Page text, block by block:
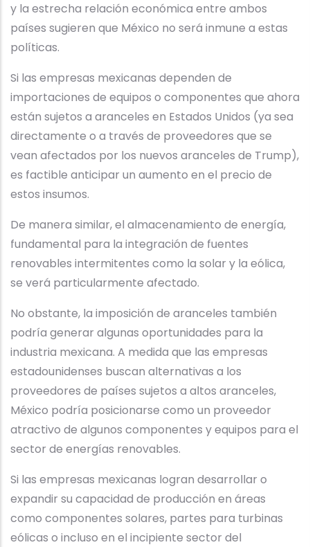
y la estrecha relación económica entre ambos
países sugieren que México no será inmune a estas
políticas.
Si las empresas mexicanas dependen de
importaciones de equipos o componentes que ahora
están sujetos a aranceles en Estados Unidos (ya sea
directamente o a través de proveedores que se
vean afectados por los nuevos aranceles de Trump),
es factible anticipar un aumento en el precio de
estos insumos.
De manera similar, el almacenamiento de energía,
fundamental para la integración de fuentes
renovables intermitentes como la solar y la eólica,
se verá particularmente afectado.
No obstante, la imposición de aranceles también
podría generar algunas oportunidades para la
industria mexicana. A medida que las empresas
estadounidenses buscan alternativas a los
proveedores de países sujetos a altos aranceles,
México podría posicionarse como un proveedor
atractivo de algunos componentes y equipos para el
sector de energías renovables.
Si las empresas mexicanas logran desarrollar o
expandir su capacidad de producción en áreas
como componentes solares, partes para turbinas
eólicas o incluso en el incipiente sector del